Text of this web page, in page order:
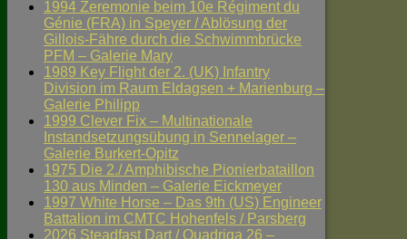
1994 Zeremonie beim 10e Régiment du
Génie (FRA) in Speyer / Ablösung der
Gillois-Fähre durch die Schwimmbrücke
PFM – Galerie Mary
1989 Key Flight der 2. (UK) Infantry
Division im Raum Eldagsen + Marienburg –
Galerie Philipp
1999 Clever Fix – Multinationale
Instandsetzungsübung in Sennelager –
Galerie Burkert-Opitz
1975 Die 2./ Amphibische Pionierbataillon
130 aus Minden – Galerie Eickmeyer
1997 White Horse – Das 9th (US) Engineer
Battalion im CMTC Hohenfels / Parsberg
2026 Steadfast Dart / Quadriga 26 –